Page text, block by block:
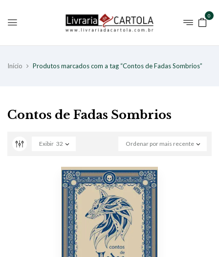
0
Início Produtos marcados com a tag “Contos de Fadas Sombrios”
Contos de Fadas Sombrios
Ordenar por mais recente
Exibir 32